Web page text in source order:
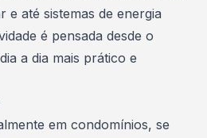
e até sistemas de energia
é pensada desde o
a dia mais prático e
em condomínios, se